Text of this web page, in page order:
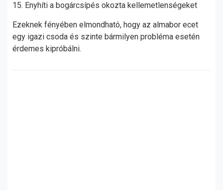
15. Enyhíti a bogárcsípés okozta kellemetlenségeket
Ezeknek fényében elmondható, hogy az almabor ecet
egy igazi csoda és szinte bármilyen probléma esetén
érdemes kipróbálni.